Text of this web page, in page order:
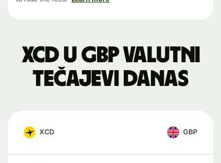
XCD u GBP valutni
tečajevi danas
XCD GBP